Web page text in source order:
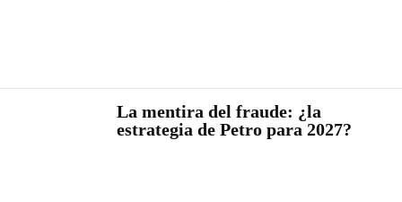
La mentira del fraude: ¿la
estrategia de Petro para 2027?